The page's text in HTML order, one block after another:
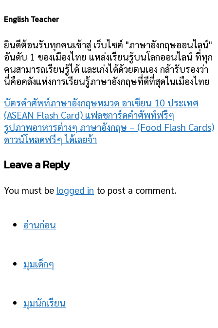
English Teacher
ยินดีต้อนรับทุกคนเข้าสู่ เว็บไซต์ "ภาษาอังกฤษออนไลน์"
อันดับ 1 ของเมืองไทย แหล่งเรียนรู้บนโลกออนไลน์ ที่ทุก
คนสามารถเรียนรู้ได้ และเก่งได้ด้วยตนเอง กล้ารับรองว่า
นี่คือคลังแห่งการเรียนรู้ภาษาอังกฤษที่ดีที่สุดในเมืองไทย
บัตรคําศัพท์ภาษาอังกฤษหมวด อาเซียน 10 ประเทศ
(ASEAN Flash Card) แฟลชการ์ดคําศัพท์ฟรีๆ
รูปภาพอาหารต่างๆ ภาษาอังกฤษ – (Food Flash Cards)
ดาวน์โหลดฟรีๆ ได้เลยจ้า
Leave a Reply
You must be logged in to post a comment.
อ่านก่อน
มุมเด็กๆ
มุมนักเรียน